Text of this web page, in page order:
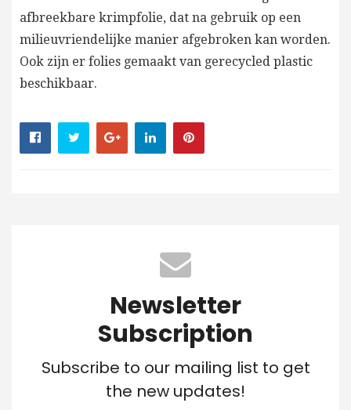
afbreekbare krimpfolie, dat na gebruik op een
milieuvriendelijke manier afgebroken kan worden.
Ook zijn er folies gemaakt van gerecycled plastic
beschikbaar.
Newsletter
Subscription
Subscribe to our mailing list to get
the new updates!